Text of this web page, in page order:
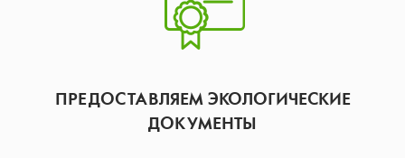
ПРЕДОСТАВЛЯЕМ ЭКОЛОГИЧЕСКИЕ
ДОКУМЕНТЫ